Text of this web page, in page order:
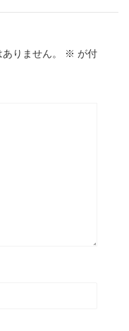
りません。 ※ が付